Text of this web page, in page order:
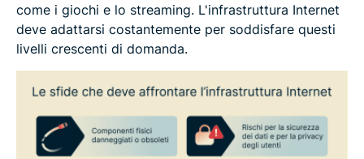
come i giochi e lo streaming. L'infrastruttura Internet
deve adattarsi costantemente per soddisfare questi
livelli crescenti di domanda.